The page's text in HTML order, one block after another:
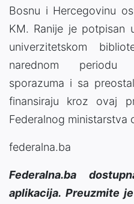
Bosnu i Hercegovinu
KM. Ranije je potpisan
univerzitetskom
narednom periodu
sporazuma i sa
finansiraju kroz ovaj
Federalnog ministarstva
federalna.ba
Federalna.ba
aplikacija. Preuzmite